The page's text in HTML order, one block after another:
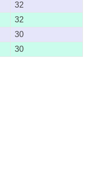
32
32
30
30